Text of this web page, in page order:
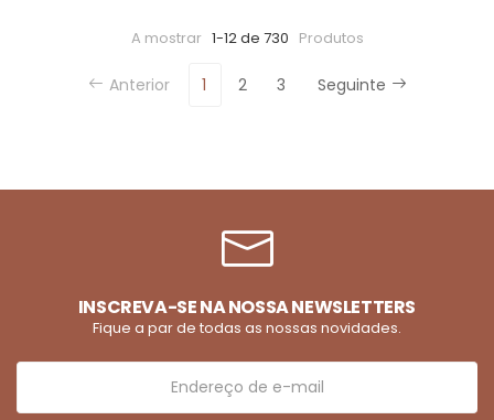
A mostrar 1-12 de 730 Produtos
Anterior 1 2 3 Seguinte
INSCREVA-SE NA NOSSA NEWSLETTERS
Fique a par de todas as nossas novidades.